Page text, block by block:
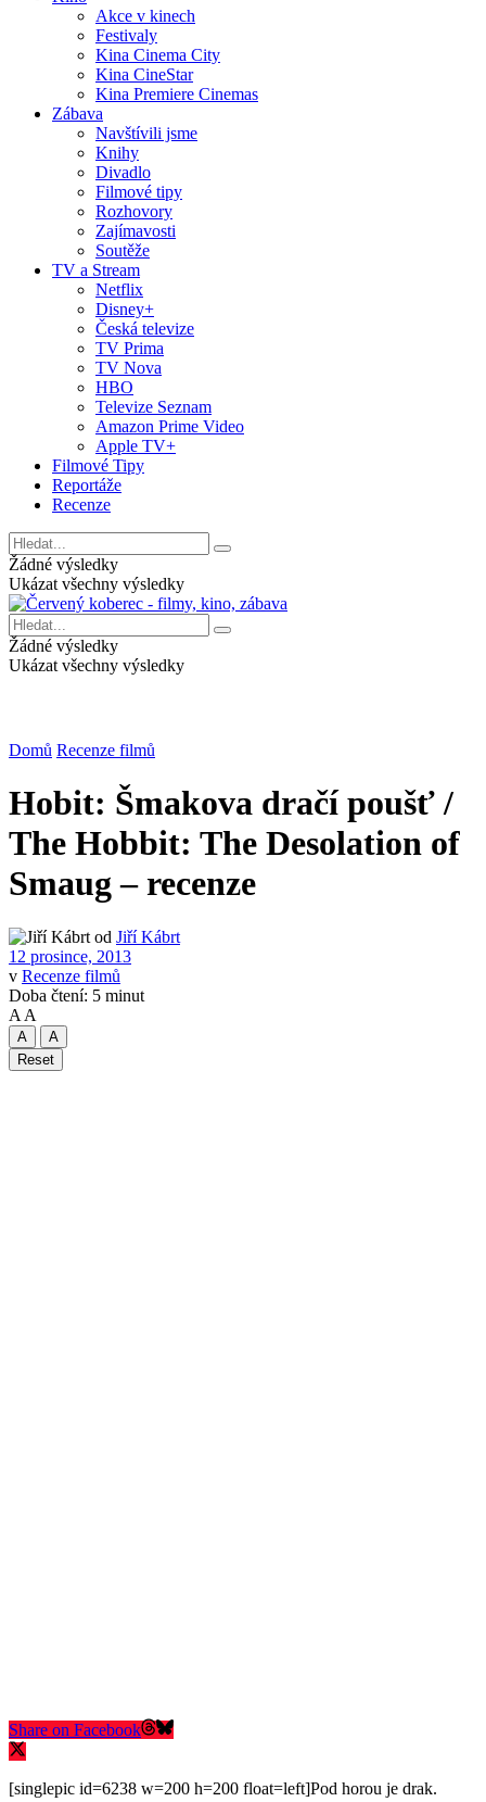
Akce v kinech
Festivaly
Kina Cinema City
Kina CineStar
Kina Premiere Cinemas
Zábava
Navštívili jsme
Knihy
Divadlo
Filmové tipy
Rozhovory
Zajímavosti
Soutěže
TV a Stream
Netflix
Disney+
Česká televize
TV Prima
TV Nova
HBO
Televize Seznam
Amazon Prime Video
Apple TV+
Filmové Tipy
Reportáže
Recenze
Žádné výsledky
Ukázat všechny výsledky
Žádné výsledky
Ukázat všechny výsledky
Domů Recenze filmů
Hobit: Šmakova dračí poušť /
The Hobbit: The Desolation of
Smaug – recenze
od Jiří Kábrt
12 prosince, 2013
v Recenze filmů
Doba čtení: 5 minut
A A
A
A
Reset
Share on Facebook
[singlepic id=6238 w=200 h=200 float=left]Pod horou je drak.